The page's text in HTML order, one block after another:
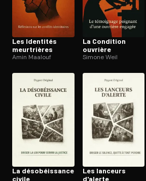
Les Identités
meurtrières
Amin Maalouf
La Condition
ouvrière
Simone Weil
La déso­béis­sance
civile
Les lanceurs
d'alerte